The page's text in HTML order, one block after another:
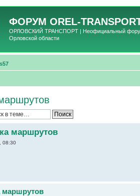
ФОРУМ OREL-
ОРЛОВСКИЙ ТРАНСПОРТ | Неофициальный форум
Орловской области
маршрутов
08:30
маршрутов